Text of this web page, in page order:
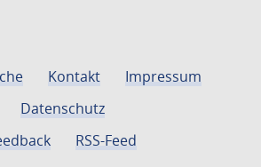
Kontakt
Impressum
Datenschutz
RSS-Feed